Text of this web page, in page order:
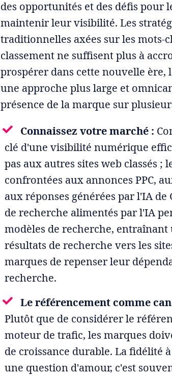
des opportunités et des défis pour
maintenir leur visibilité. Les
traditionnelles axées sur les mots-
classement ne suffisent plus à
prospérer dans cette nouvelle
une approche plus large et
présence de la marque sur
Connaissez votre marché :
clé d'une visibilité numérique
pas aux autres sites web classés ;
confrontées aux annonces PPC,
aux réponses générées par l'IA de
de recherche alimentés par l'IA
modèles de recherche, entraînant
résultats de recherche vers les
marques de repenser leur
recherche.
Le référencement comme
Plutôt que de considérer le
moteur de trafic, les marques
de croissance durable. La fidélité
une question d'amour, c'est